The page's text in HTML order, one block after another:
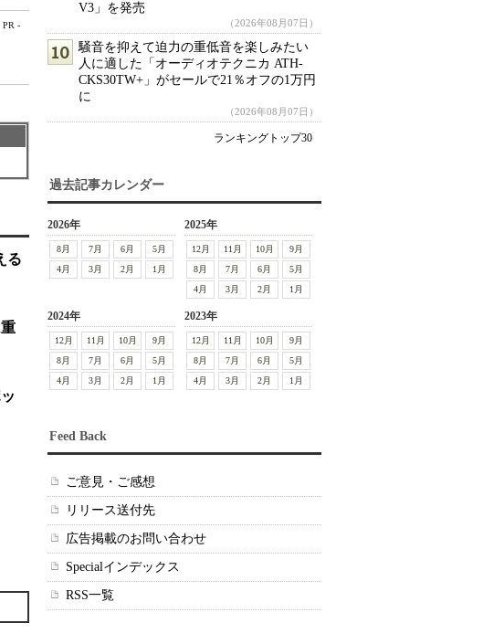
PR -
る
V3」を発売
（2026年08月07日）
騒音を抑えて迫力の重低音を楽しみたい
人に適した「オーディオテクニカ ATH-
CKS30TW+」がセールで21％オフの1万円
に
（2026年08月07日）
ランキングトップ30
過去記事カレンダー
2026年
8月 7月 6月
5月
4月
3月 2月 1月
2025年
12月 11月 10月
9月
8月
7月 6月
5月
4月
3月 2月 1月
2024年
12月 11月 10月
9月
8月
7月 6月
5月
4月
3月 2月 1月
2023年
12月 11月 10月
9月
8月
7月 6月
5月
4月
3月 2月 1月
Feed Back
ご意見・ご感想
リリース送付先
広告掲載のお問い合わせ
Specialインデックス
RSS一覧